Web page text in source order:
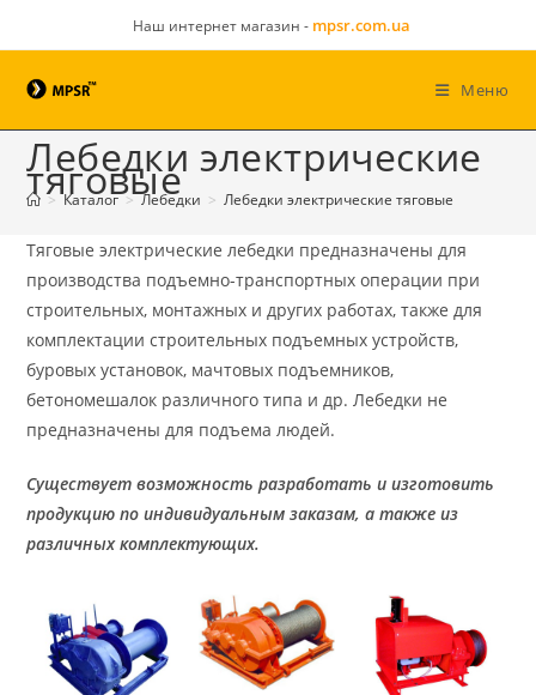
Наш интернет магазин - mpsr.com.ua
Меню
Лебедки электрические
тяговые
> Каталог > Лебедки > Лебедки электрические тяговые
Тяговые электрические лебедки предназначены для
производства подъемно-транспортных операции при
строительных, монтажных и других работах, также для
комплектации строительных подъемных устройств,
буровых установок, мачтовых подъемников,
бетономешалок различного типа и др. Лебедки не
предназначены для подъема людей.
Существует возможность разработать и изготовить
продукцию по индивидуальным заказам, а также из
различных комплектующих.